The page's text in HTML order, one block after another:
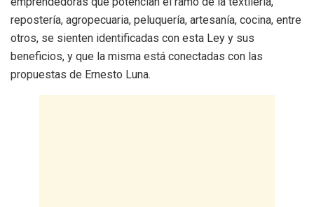
repostería, agropecuaria, peluquería, artesanía, cocina, entre
otros, se sienten identificadas con esta Ley y sus
beneficios, y que la misma está conectadas con las
propuestas de Ernesto Luna.